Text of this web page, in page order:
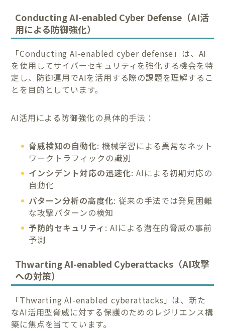
Conducting AI-enabled Cyber Defense（AI活
用による防御強化）
「Conducting AI-enabled cyber defense」は、AI
を使用してサイバーセキュリティを強化する機会を特
定し、防御運用でAIを活用する際の課題を理解するこ
とを目的としています。
AI活用による防御強化の具体的手法：
脅威検知の自動化: 機械学習による異常なネット
ワークトラフィックの識別
インシデント対応の迅速化: AIによる初期対応の
自動化
パターン分析の高度化: 従来の手法では発見困難
な攻撃パターンの検知
予防的セキュリティ : AIによる潜在的脅威の事前
予測
Thwarting AI-enabled Cyberattacks（AI攻撃
への対策）
「Thwarting AI-enabled cyberattacks」は、新た
なAI活用型脅威に対する保護のためのレジリエンス構
築に焦点を当てています。